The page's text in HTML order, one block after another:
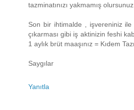
tazminatınızı yakmamış olursunuz.
Son bir ihtimalde , işvereniniz ile
çıkarması gibi iş aktinizin feshi
1 aylık brüt maaşınız = Kıdem
Saygılar
Yanıtla